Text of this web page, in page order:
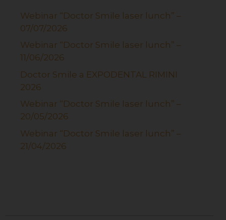
Webinar “Doctor Smile laser lunch” –
07/07/2026
Webinar “Doctor Smile laser lunch” –
11/06/2026
Doctor Smile a EXPODENTAL RIMINI
2026
Webinar “Doctor Smile laser lunch” –
20/05/2026
Webinar “Doctor Smile laser lunch” –
21/04/2026